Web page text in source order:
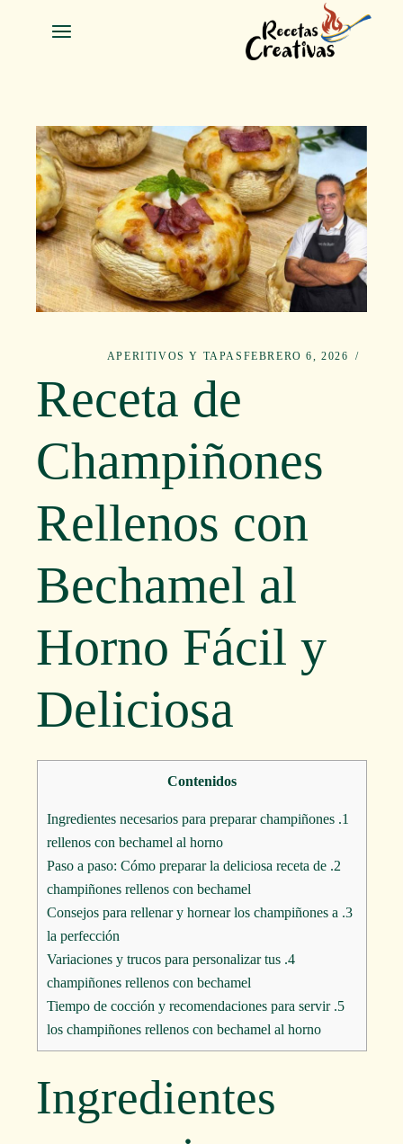
contenido
FEBRERO 6, 2026
APERITIVOS Y TAPAS
Receta de
Champiñones
Rellenos con
Bechamel al
Horno Fácil y
Deliciosa
Contenidos
1.
Ingredientes necesarios para preparar champiñones
rellenos con bechamel al horno
2.
Paso a paso: Cómo preparar la deliciosa receta de
champiñones rellenos con bechamel
3.
Consejos para rellenar y hornear los champiñones a
la perfección
4.
Variaciones y trucos para personalizar tus
champiñones rellenos con bechamel
5.
Tiempo de cocción y recomendaciones para servir
los champiñones rellenos con bechamel al horno
Ingredientes